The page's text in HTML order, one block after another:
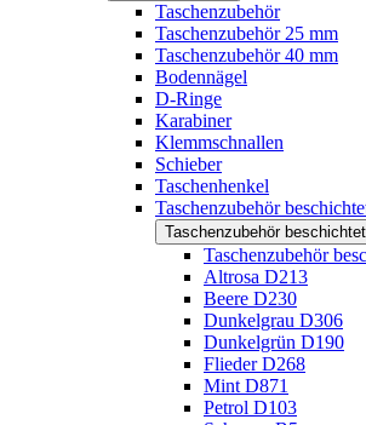
Taschenzubehör
Taschenzubehör 25 mm
Taschenzubehör 40 mm
Bodennägel
D-Ringe
Karabiner
Klemmschnallen
Schieber
Taschenhenkel
Taschenzubehör
Taschenzubehör beschichtet
Taschenzubehör
Altrosa D213
Beere D230
Dunkelgrau D306
Dunkelgrün D190
Flieder D268
Mint D871
Petrol D103